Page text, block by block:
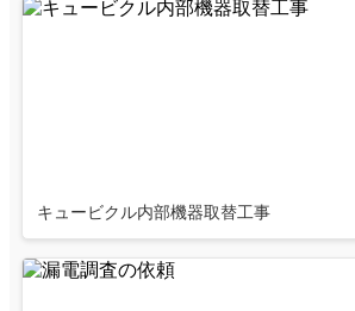
キュービクル内部機器取替工事